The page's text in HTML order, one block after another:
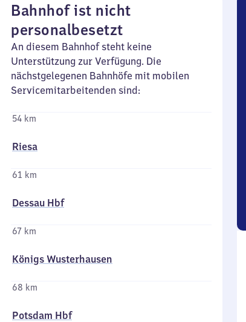
Bahnhof ist nicht
personalbesetzt
An diesem Bahnhof steht keine
Unterstützung zur Verfügung. Die
nächstgelegenen Bahnhöfe mit mobilen
Servicemitarbeitenden sind:
54 km
Riesa
61 km
Dessau Hbf
67 km
Königs Wusterhausen
68 km
Potsdam Hbf